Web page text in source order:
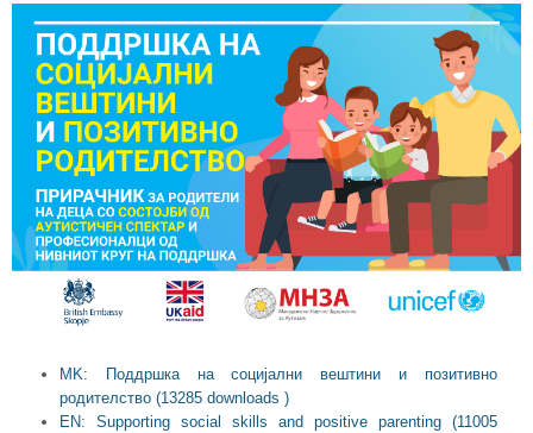
MK: Поддршка на социјални вештини и позитивно
родителство (13285 downloads )
EN: Supporting social skills and positive parenting (11005